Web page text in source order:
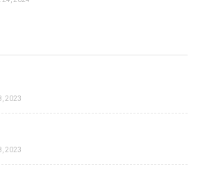
2023
2023